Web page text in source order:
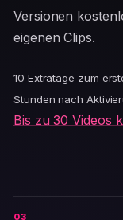
Versionen
eigenen Clips.
10 Extratage zum
Stunden nach
Bis zu 30 Videos